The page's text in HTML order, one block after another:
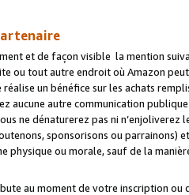
et de façon visible la mention
ou tout autre endroit où Amazon
un bénéfice sur les achats
aucune autre communication
ne dénaturerez pas ni
sponsorisons ou parrainons)
physique ou morale, sauf de la
au moment de votre inscription